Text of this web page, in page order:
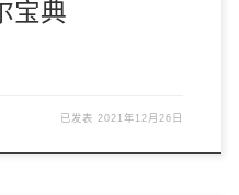
宝典
已发表2021年12月26日